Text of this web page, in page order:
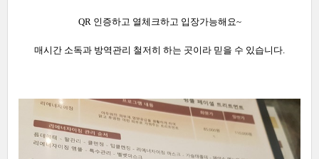
QR 인증하고 열체크하고 입장가능해요~
매시간 소독과 방역관리 철저히 하는 곳이라 믿을 수 있습니다.